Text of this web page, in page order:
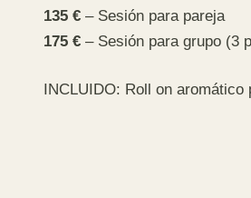
135 €– Sesión para pareja
175 €– Sesión para grupo (3
INCLUIDO: Roll on aromático